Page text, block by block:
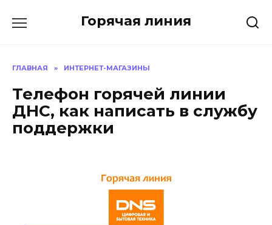
Горячая линия
ГЛАВНАЯ » ИНТЕРНЕТ-МАГАЗИНЫ
Телефон горячей линии
ДНС, как написать в службу
поддержки